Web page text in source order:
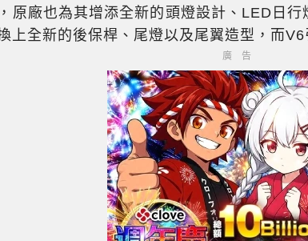
原廠也為其增添全新的頭燈設計、LED日
上全新的後保桿、尾燈以及尾翼造型，而
廣告